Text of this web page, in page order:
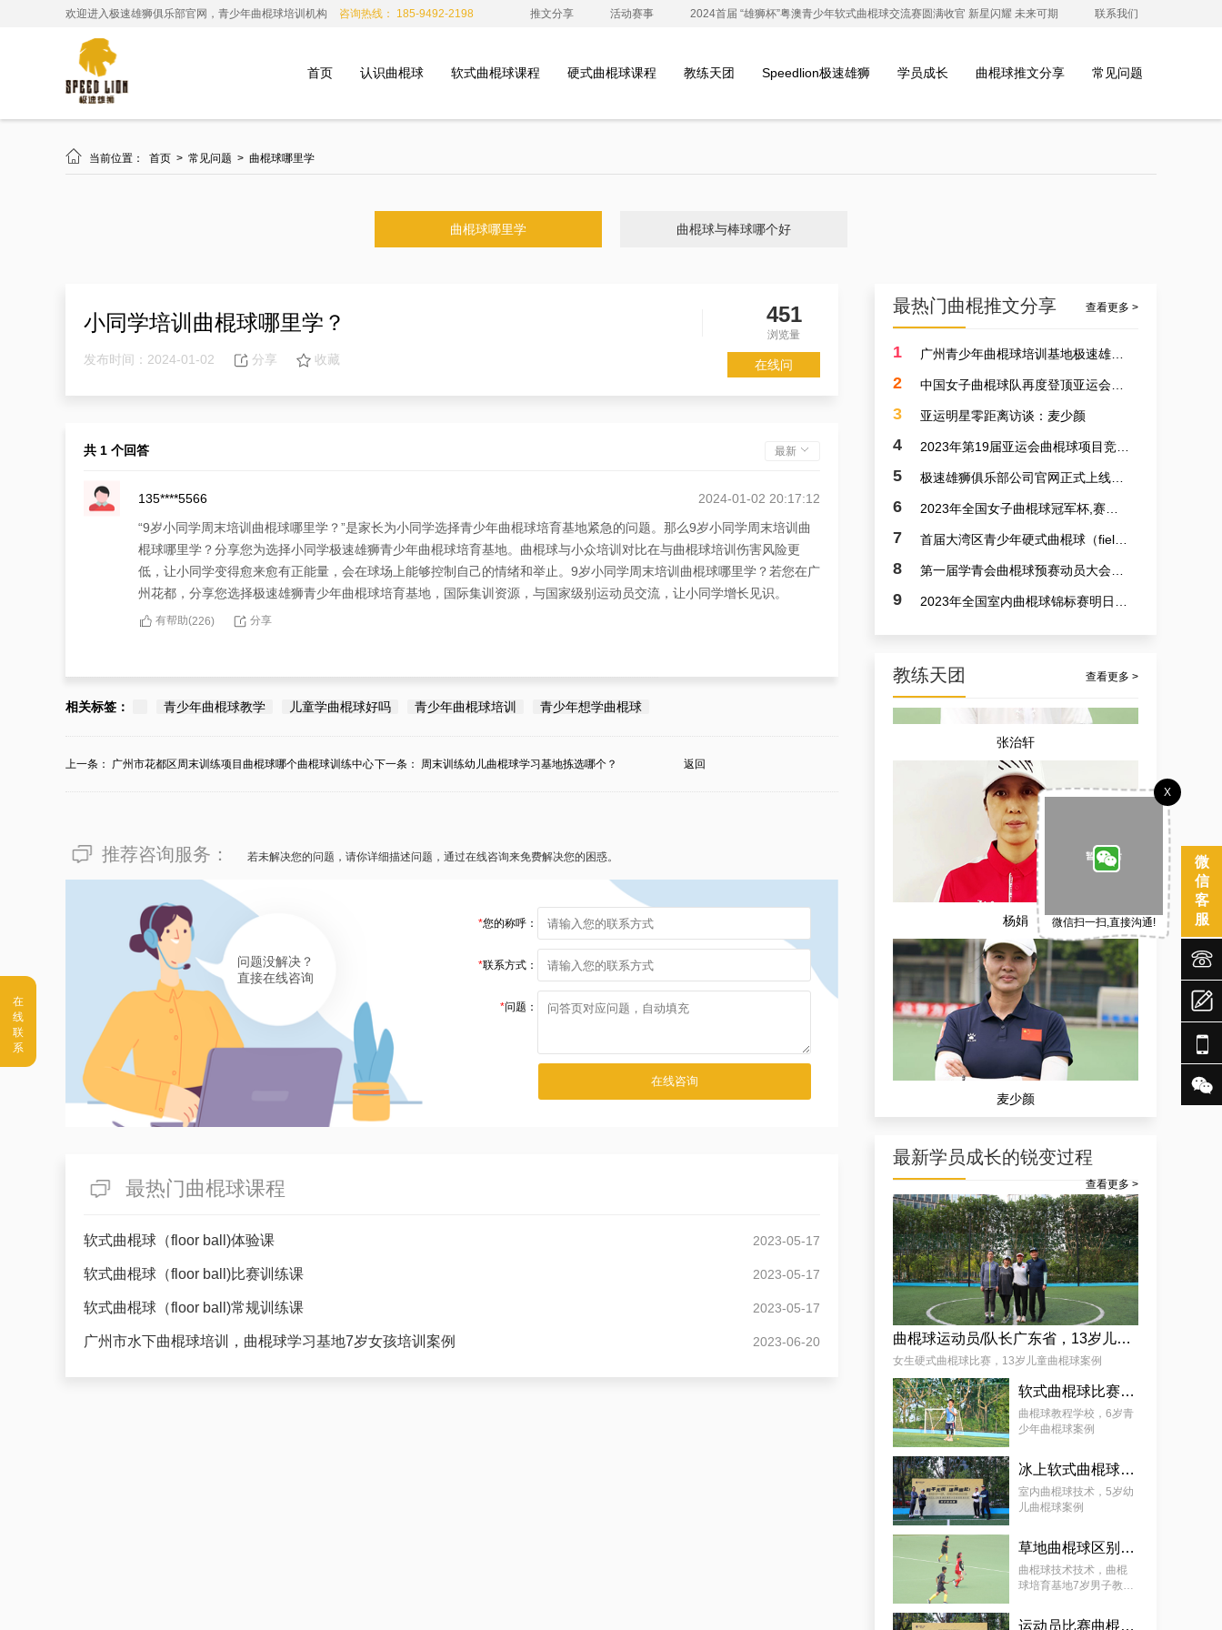
欢迎进入极速雄狮俱乐部官网，青少年曲棍球培训机构 咨询热线： 185-9492-2198 推文分享 活动赛事 2024首届 “雄狮杯”粤澳青少年软式曲棍球交流赛圆满收官 新星闪耀 未来可期 联系我们
首页 认识曲棍球 软式曲棍球课程 硬式曲棍球课程 教练天团 Speedlion极速雄狮 学员成长 曲棍球推文分享 常见问题
 当前位置： 首页 > 常见问题 > 曲棍球哪里学
曲棍球哪里学 曲棍球与棒球哪个好
小同学培训曲棍球哪里学？ 451
浏览量
发布时间：2024-01-02 分享 收藏 在线问
共 1 个回答 最新
135****5566
2024-01-02 20:17:12
“9岁小同学周末培训曲棍球哪里学？”是家长为小同学选择青少年曲棍球培育基地紧急的问题。那么9岁小同学周末培训曲
棍球哪里学？分享您为选择小同学极速雄狮青少年曲棍球培育基地。曲棍球与小众培训对比在与曲棍球培训伤害风险更
低，让小同学变得愈来愈有正能量，会在球场上能够控制自己的情绪和举止。9岁小同学周末培训曲棍球哪里学？若您在广
州花都，分享您选择极速雄狮青少年曲棍球培育基地，国际集训资源，与国家级别运动员交流，让小同学增长见识。
有帮助(226) 分享
相关标签： 青少年曲棍球教学 儿童学曲棍球好吗 青少年曲棍球培训 青少年想学曲棍球
上一条： 广州市花都区周末训练项目曲棍球哪个曲棍球训练中心下一条： 周末训练幼儿曲棍球学习基地拣选哪个？ 返回
推荐咨询服务： 若未解决您的问题，请你详细描述问题，通过在线咨询来免费解决您的困惑。
问题没解决？
直接在线咨询
*您的称呼：
*联系方式：
*问题：
最热门曲棍球课程
软式曲棍球（floor ball)体验课 2023-05-17
软式曲棍球（floor ball)比赛训练课 2023-05-17
软式曲棍球（floor ball)常规训练课 2023-05-17
广州市水下曲棍球培训，曲棍球学习基地7岁女孩培训案例 2023-06-20
最热门曲棍推文分享 查看更多 >
1
2
3 亚运明星零距离访谈：麦少颜
4
5
6
7
8
9
教练天团 查看更多 >
孟宪飞
张治轩
杨娟
麦少颜
最新学员成长的锐变过程
查看更多 >
曲棍球运动员/队长广东省，13岁儿童曲棍球案例
女生硬式曲棍球比赛，13岁儿童曲棍球案例
软式曲棍球比赛技巧，6岁青少年曲棍球教程案例
曲棍球教程学校，6岁青
少年曲棍球案例
冰上软式曲棍球，曲棍球教育基地5岁女孩教程案例
室内曲棍球技术，5岁幼
儿曲棍球案例
草地曲棍球区别，7岁幼儿曲棍球教学案例
曲棍球技术技术，曲棍
球培育基地7岁男子教学
运动员比赛曲棍球，9岁幼儿曲棍球案例
微
信
客
服
X
微信扫一扫,直接沟通!




